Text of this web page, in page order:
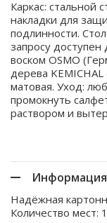
Каркас: стальной
накладки для
подлинности.
запросу
воском OSMO
дерева
матовая. Уход:
промокнуть
раствором и
Информация
Надёжная
Количество мест: